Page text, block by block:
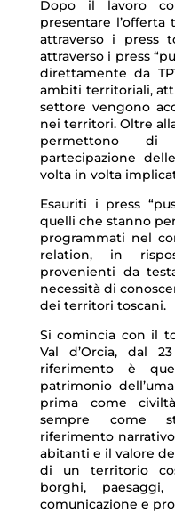
Dopo il lavoro
presentare l’offerta
attraverso i press
attraverso i press
direttamente da
ambiti territoriali,
settore vengono
nei territori. Oltre
permettono
partecipazione
volta in volta
Esauriti i press
quelli che stanno
programmati nel
relation, in
provenienti da
necessità di
dei territori toscani.
Si comincia con il
Val d’Orcia, dal
riferimento è
patrimonio
prima come
sempre come
riferimento
abitanti e il valore
di un territorio
borghi,
comunicazione e